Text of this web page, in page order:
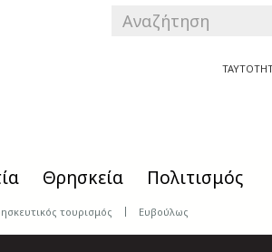
SEARCH
Θρησκεία Πολιτισμός
τουρισμός Ευβούλως